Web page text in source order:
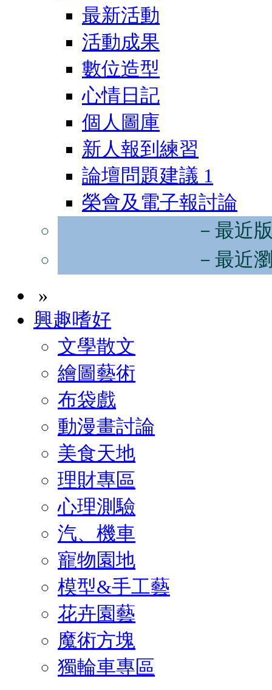
最新活動
活動成果
數位造型
心情日記
個人圖庫
新人報到練習
論壇問題建議 1
榮會及電子報討論
－最近
－最近
»
興趣嗜好
文學散文
繪圖藝術
布袋戲
動漫畫討論
美食天地
理財專區
心理測驗
汽、機車
寵物園地
模型&手工藝
花卉園藝
魔術方塊
獨輪車專區